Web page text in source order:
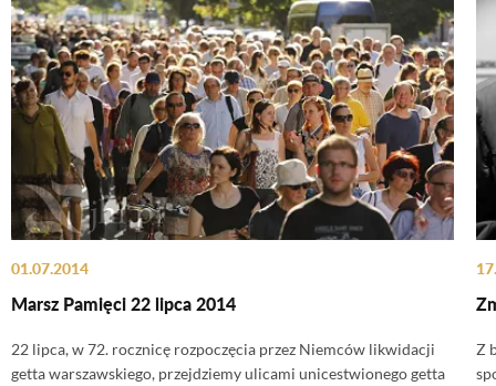
01.07.2014
Marsz Pamięci 22 lipca 2014
22 lipca, w 72. rocznicę rozpoczęcia przez Niemców likwidacji
getta warszawskiego, przejdziemy ulicami unicestwionego getta
Z